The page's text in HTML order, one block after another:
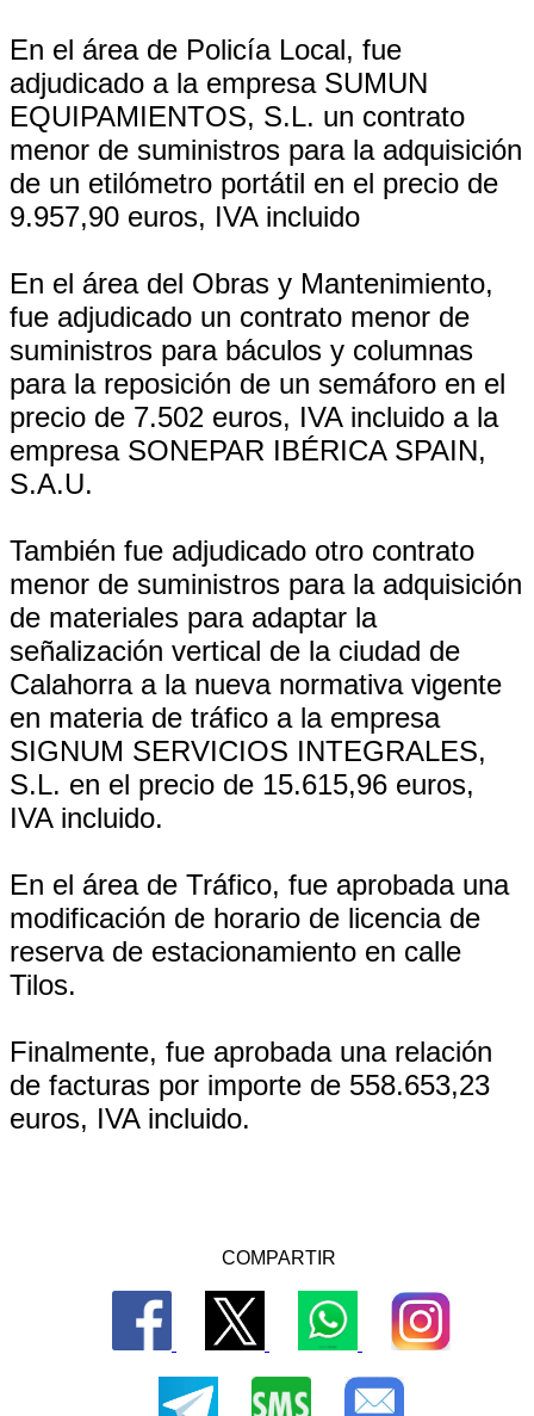
En el área de Policía Local, fue
adjudicado a la empresa SUMUN
EQUIPAMIENTOS, S.L. un contrato
menor de suministros para la adquisición
de un etilómetro portátil en el precio de
9.957,90 euros, IVA incluido
En el área del Obras y Mantenimiento,
fue adjudicado un contrato menor de
suministros para báculos y columnas
para la reposición de un semáforo en el
precio de 7.502 euros, IVA incluido a la
empresa SONEPAR IBÉRICA SPAIN,
S.A.U.
También fue adjudicado otro contrato
menor de suministros para la adquisición
de materiales para adaptar la
señalización vertical de la ciudad de
Calahorra a la nueva normativa vigente
en materia de tráfico a la empresa
SIGNUM SERVICIOS INTEGRALES,
S.L. en el precio de 15.615,96 euros,
IVA incluido.
En el área de Tráfico, fue aprobada una
modificación de horario de licencia de
reserva de estacionamiento en calle
Tilos.
Finalmente, fue aprobada una relación
de facturas por importe de 558.653,23
euros, IVA incluido.
COMPARTIR